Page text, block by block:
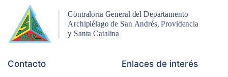
Contacto Enlaces de interés